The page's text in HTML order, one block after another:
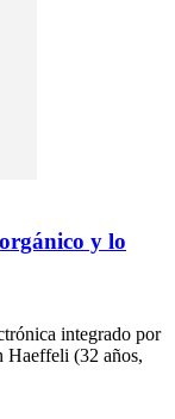
y lo
integrado por
Haeffeli (32 años,